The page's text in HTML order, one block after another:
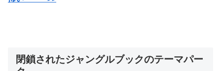
閉鎖されたジャングルブックのテーマパー